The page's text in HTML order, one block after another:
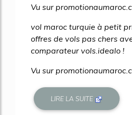
Vu sur
vol maroc turquie à petit
offres de vols pas chers
comparateur vols.idealo !
Vu sur
LIRE LA SUITE